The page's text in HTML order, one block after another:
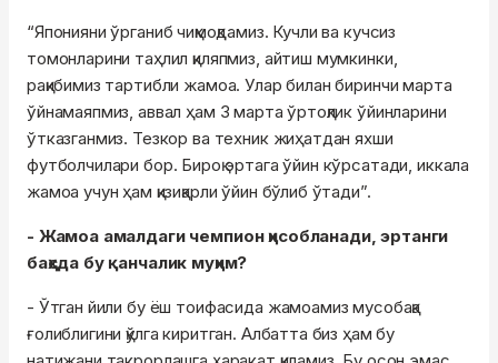
“Японияни ўрганиб чиқмоқдамиз. Кучли ва кучсиз
томонларини таҳлил қиляпмиз, айтиш мумкинки,
рақибимиз тартибли жамоа. Улар билан биринчи марта
ўйнамаяпмиз, аввал ҳам 3 марта ўртоқлик ўйинларини
ўтказганмиз. Тезкор ва техник жиҳатдан яхши
футболчилари бор. Бироқ эртага ўйин кўрсатади, иккала
жамоа учун ҳам қизиқарли ўйин бўлиб ўтади”.
- Жамоа амалдаги чемпион ҳисобланади, эртанги
баҳсда бу қанчалик муҳим?
- Ўтган йили бу ёш тоифасида жамоамиз мусобақа
ғолиблигини қўлга киритган. Албатта биз ҳам бу